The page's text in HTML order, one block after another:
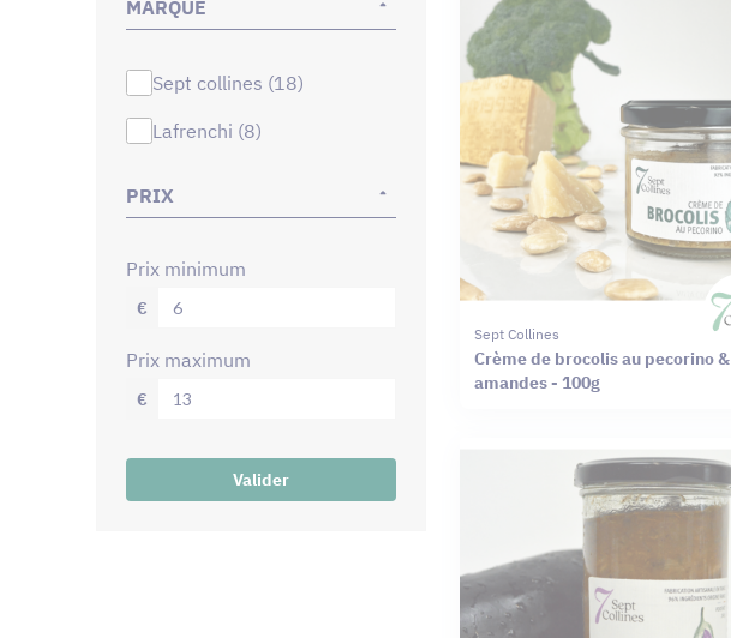
MARQUE
sept collines (18)
lafrenchi (8)
PRIX
prix minimum
€
prix maximum
€
Valider
Sept Collines
Crème de brocolis au pecorino &
amandes - 100g